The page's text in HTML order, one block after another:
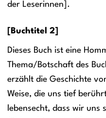
der Leserinnen].
[Buchtitel 2]
Dieses Buch ist eine
Thema/Botschaft des
erzählt die Geschichte
Weise, die uns tief
lebensecht, dass wir